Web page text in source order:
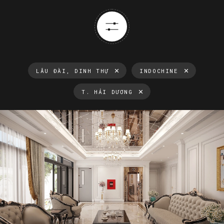
Thông tin luôn cập nhật
Xu hướng thiết kế nội thất mới nhất tại Việt Nam và trên thế
giới
LÂU ĐÀI, DINH THỰ INDOCHINE
T. HẢI DƯƠNG